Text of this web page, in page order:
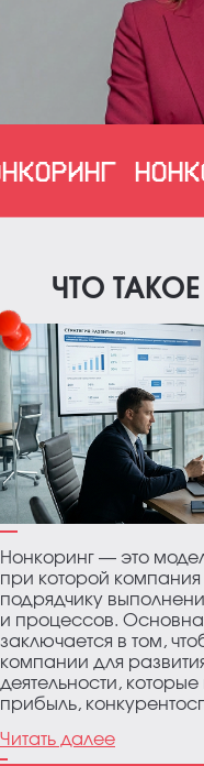
ЧТО
Нонкоринг — это
при которой
подрядчику
и процессов.
заключается в том,
компании для
деятельности,
прибыль,
Читать далее